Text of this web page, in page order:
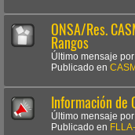
ONSA/Res.
Rangos
Último mensaje por
Publicado en
Información de
Último mensaje por
Publicado en